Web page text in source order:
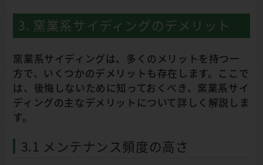
3. 窯業系サイディングのデメリット
窯業系サイディングは、多くのメリットを持つ一
方で、いくつかのデメリットも存在します。ここで
は、後悔しないために知っておくべき、窯業系サイ
ディングの主なデメリットについて詳しく解説しま
す。
3.1 メンテナンス頻度の高さ